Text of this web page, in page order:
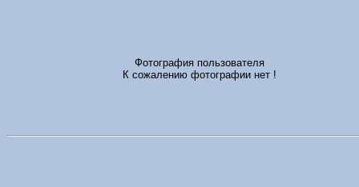
Фотография пользователя
К сожалению фотографии нет !